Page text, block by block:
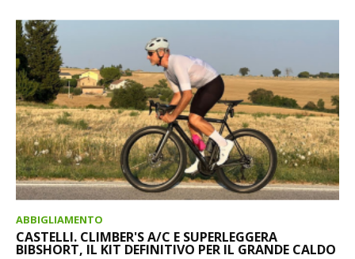
ABBIGLIAMENTO
CASTELLI. CLIMBER'S A/C E SUPERLEGGERA
BIBSHORT, IL KIT DEFINITIVO PER IL GRANDE CALDO